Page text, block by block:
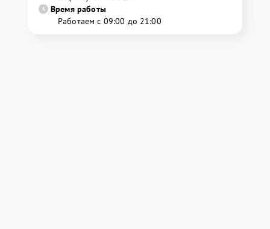
Время работы
Работаем с 09:00 до 21:00